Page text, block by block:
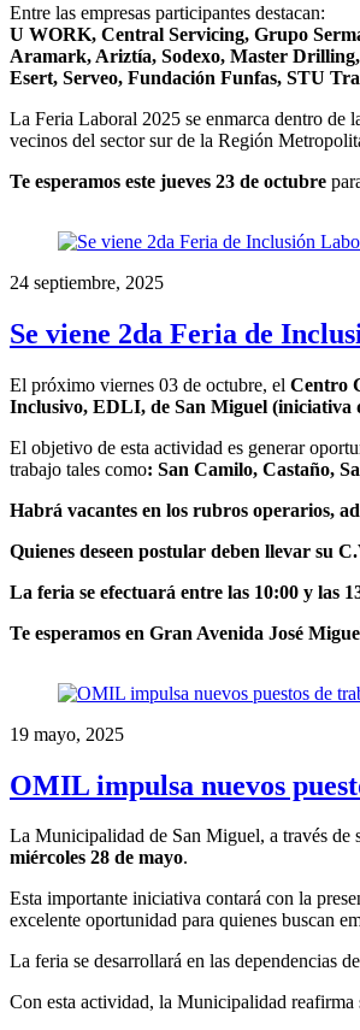
Entre las empresas participantes destacan:
U WORK, Central Servicing, Grupo
Aramark, Ariztía, Sodexo, Master
Esert, Serveo, Fundación Funfas, STU
La Feria Laboral 2025 se enmarca dentro de
vecinos del sector sur de la Región
Te esperamos este jueves 23 de octubre
24 septiembre, 2025
Se viene 2da Feria de
El próximo viernes 03 de octubre, el Centro
Inclusivo, EDLI, de San Miguel (iniciativa
El objetivo de esta actividad es generar
trabajo tales como: San Camilo, Castaño,
Habrá vacantes en los rubros operarios,
Quienes deseen postular deben llevar su
La feria se efectuará entre las 10:00 y las
Te esperamos en Gran Avenida José
19 mayo, 2025
OMIL impulsa nuevos
La Municipalidad de San Miguel, a través
miércoles 28 de mayo.
Esta importante iniciativa contará con la
excelente oportunidad para quienes buscan
La feria se desarrollará en las dependencias de
Con esta actividad, la Municipalidad